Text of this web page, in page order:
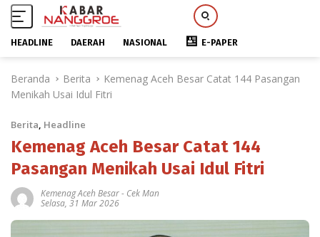
HEADLINE DAERAH NASIONAL E-PAPER
Beranda Berita
Kemenag Aceh Besar Catat 144 Pasangan
Menikah Usai Idul Fitri
Berita, Headline
Kemenag Aceh Besar Catat 144
Pasangan Menikah Usai Idul Fitri
Kemenag Aceh Besar- Cek Man
Selasa, 31 Mar 2026